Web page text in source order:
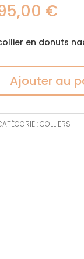
€
en donuts
Ajouter au
:COLLIERS